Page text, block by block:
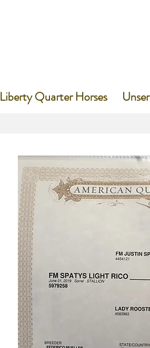
Liberty Quarter Horses